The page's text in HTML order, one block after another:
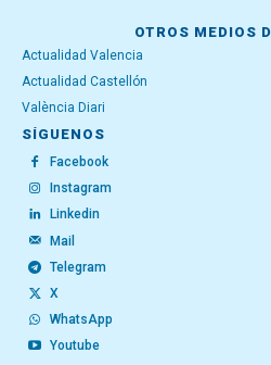
OTROS MEDIOS
Actualidad Valencia
Actualidad Castellón
València Diari
SÍGUENOS
Facebook
Instagram
Linkedin
Mail
Telegram
X
WhatsApp
Youtube